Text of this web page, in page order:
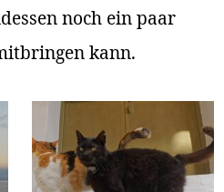
noch ein paar
kann.